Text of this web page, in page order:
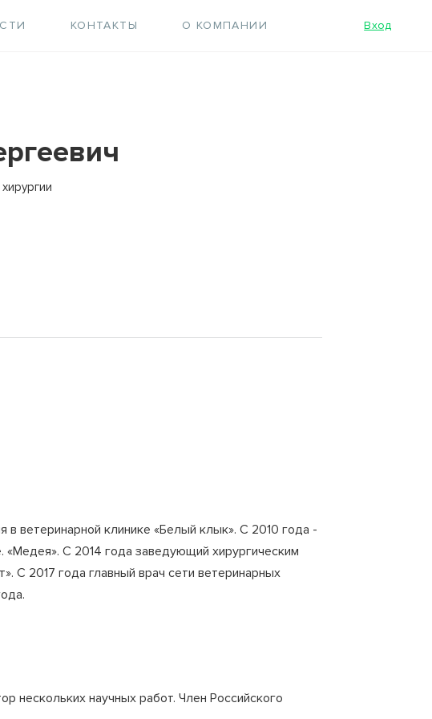
КОНТАКТЫ О КОМПАНИИ Вход
ветеринарной клинике «Белый клык». С 2010 года -
С 2014 года заведующий хирургическим
С 2017 года главный врач сети ветеринарных
нескольких научных работ. Член Российского